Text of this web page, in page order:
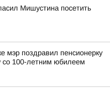
Мишустина посетить
мэр поздравил пенсионерку
100-летним юбилеем